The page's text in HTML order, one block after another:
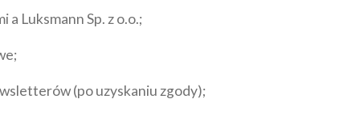
Luksmann Sp. z o.o.;
(po uzyskaniu zgody);